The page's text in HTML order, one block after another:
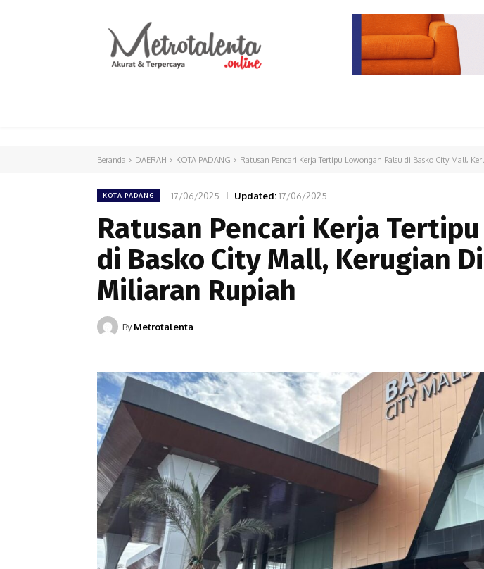
Beranda DAERAH KOTA PADANG Ratusan Pencari Kerja Tertipu Lowongan Palsu di Basko City Mall,
KOTA PADANG 17/06/2025 Updated:17/06/2025
Ratusan Pencari Kerja
di Basko City Mall, Kerugian
Miliaran Rupiah
By Metrotalenta